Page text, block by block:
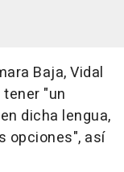
Baja, Vidal
"un
dicha lengua,
opciones", así